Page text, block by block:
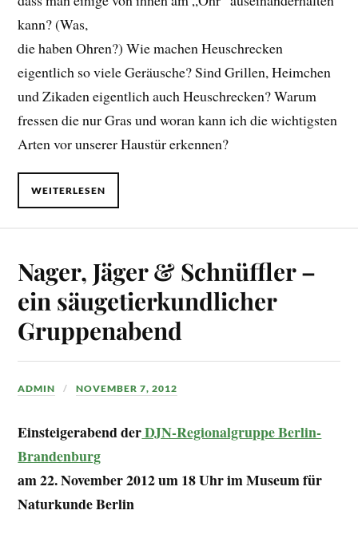
kann? (Was,
die haben Ohren?) Wie machen Heuschrecken
eigentlich so viele Geräusche? Sind Grillen, Heimchen
und Zikaden eigentlich auch Heuschrecken? Warum
fressen die nur Gras und woran kann ich die wichtigsten
Arten vor unserer Haustür erkennen?
WEITERLESEN
Nager, Jäger & Schnüffler –
ein säugetierkundlicher
Gruppenabend
ADMIN NOVEMBER 7, 2012
Einsteigerabend derDJN-Regionalgruppe Berlin-
Brandenburg
am 22. November 2012 um 18 Uhr im Museum für
Naturkunde Berlin